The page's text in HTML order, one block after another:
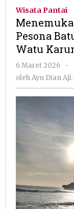
Wisata Pantai
Pesona
Watu
6 Maret 2026 -
olehAyu Dian